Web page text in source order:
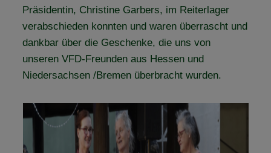
Präsidentin, Christine Garbers, im Reiterlager
verabschieden konnten und waren überrascht und
dankbar über die Geschenke, die uns von
unseren VFD-Freunden aus Hessen und
Niedersachsen /Bremen überbracht wurden.